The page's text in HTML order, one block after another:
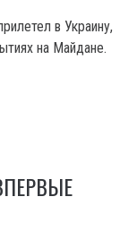
в Украину,
на Майдане.